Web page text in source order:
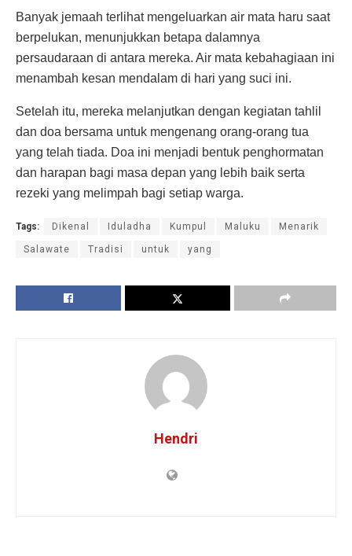
Banyak jemaah terlihat mengeluarkan air mata haru saat
berpelukan, menunjukkan betapa dalamnya
persaudaraan di antara mereka. Air mata kebahagiaan ini
menambah kesan mendalam di hari yang suci ini.
Setelah itu, mereka melanjutkan dengan kegiatan tahlil
dan doa bersama untuk mengenang orang-orang tua
yang telah tiada. Doa ini menjadi bentuk penghormatan
dan harapan bagi masa depan yang lebih baik serta
rezeki yang melimpah bagi setiap warga.
Tags: Dikenal Iduladha Kumpul Maluku Menarik
Salawate Tradisi untuk yang
Hendri